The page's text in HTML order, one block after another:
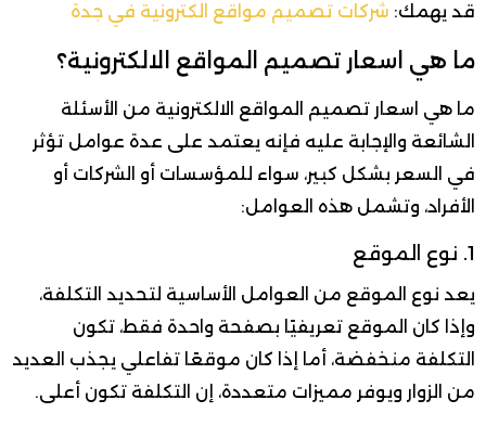
قد يهمك: شركات تصميم مواقع الكترونية في جدة
ما هي اسعار تصميم المواقع الالكترونية؟
ما هي اسعار تصميم المواقع الالكترونية من الأسئلة
الشائعة والإجابة عليه فإنه يعتمد على عدة عوامل تؤثر
في السعر بشكل كبير، سواء للمؤسسات أو الشركات أو
الأفراد، وتشمل هذه العوامل:
1. نوع الموقع
يعد نوع الموقع من العوامل الأساسية لتحديد التكلفة،
وإذا كان الموقع تعريفيًا بصفحة واحدة فقط، تكون
التكلفة منخفضة، أما إذا كان موقعًا تفاعلي يجذب العديد
من الزوار ويوفر مميزات متعددة، إن التكلفة تكون أعلى.